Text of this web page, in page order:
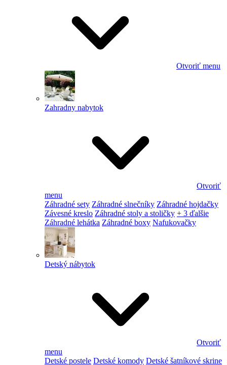
Otvoriť menu
Zahradny nabytok
Otvoriť
menu
Záhradné sety Záhradné slnečníky Záhradné hojdačky
Závesné kreslo Záhradné stoly a stoličky + 3 ďalšie
Záhradné lehátka Záhradné boxy Nafukovačky
Detský nábytok
Otvoriť
menu
Detské postele Detské komody Detské šatníkové skrine